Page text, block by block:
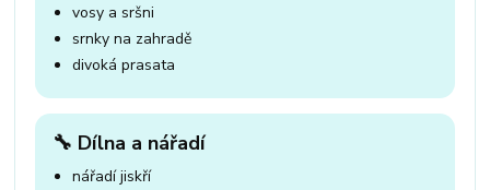
vosy a sršni
srnky na zahradě
divoká prasata
🔧 Dílna a nářadí
nářadí jiskří